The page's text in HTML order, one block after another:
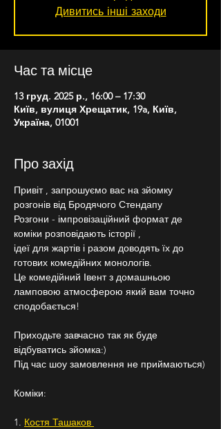
Дивитись інші заходи
Час та місце
13 груд. 2025 р., 16:00 – 17:30
Київ, вулиця Хрещатик, 19a, Київ,
Україна, 01001
Про захід
Привіт , запрошуємо вас на зйомку
розгонів від Бродячого Стендапу
Розгони - імпровізаційний формат де
коміки розповідають історії ,
ідеї для жартів і разом доводять їх до
готових комедійних монологів.
Це комедійний Івент з домашньою
ламповою атмосферою який вам точно
сподобається!
Приходьте завчасно так як буде
відбуватись зйомка:)
Під час шоу замовлення не приймаються)
Коміки:
1. Костя Ташаков